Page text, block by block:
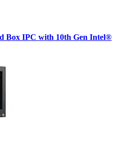
Box IPC with 10th Gen Intel®